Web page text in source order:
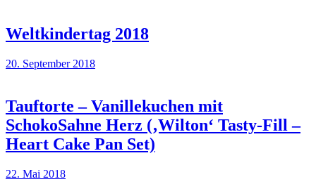
Weltkindertag 2018
20. September 2018
Tauftorte – Vanillekuchen mit
SchokoSahne Herz (‚Wilton‘ Tasty-Fill –
Heart Cake Pan Set)
22. Mai 2018